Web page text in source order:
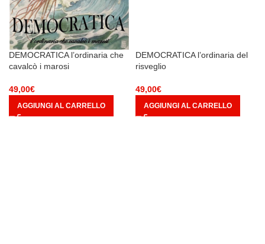
DEMOCRATICA l’ordinaria che
cavalcò i marosi
49,00€
AGGIUNGI AL CARRELLO
DEMOCRATICA l’ordinaria del
risveglio
49,00€
AGGIUNGI AL CARRELLO